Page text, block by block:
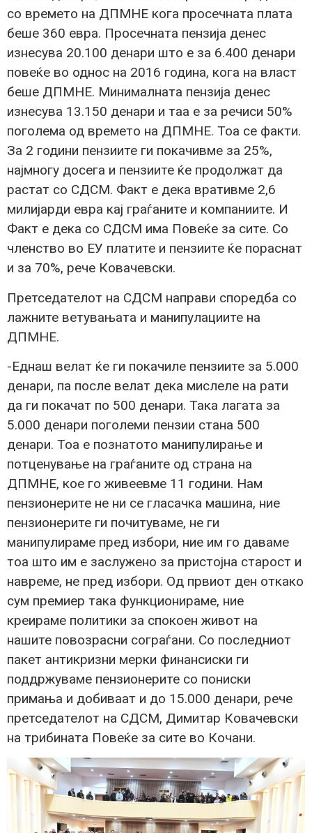
со времето на ДПМНЕ кога просечната плата
беше 360 евра. Просечната пензија денес
изнесува 20.100 денари што е за 6.400 денари
повеќе во однос на 2016 година, кога на власт
беше ДПМНЕ. Минималната пензија денес
изнесува 13.150 денари и таа е за речиси 50%
поголема од времето на ДПМНЕ. Тоа се факти.
За 2 години пензиите ги покачивме за 25%,
најмногу досега и пензиите ќе продолжат да
растат со СДСМ. Факт е дека вративме 2,6
милијарди евра кај граѓаните и компаниите. И
Факт е дека со СДСМ има Повеќе за сите. Со
членство во ЕУ платите и пензиите ќе пораснат
и за 70%, рече Ковачевски.
Претседателот на СДСМ направи споредба со
лажните ветувањата и манипулациите на
ДПМНЕ.
-Еднаш велат ќе ги покачиле пензиите за 5.000
денари, па после велат дека мислеле на рати
да ги покачат по 500 денари. Така лагата за
5.000 денари поголеми пензии стана 500
денари. Тоа е познатото манипулирање и
потценување на граѓаните од страна на
ДПМНЕ, кое го живеевме 11 години. Нам
пензионерите не ни се гласачка машина, ние
пензионерите ги почитуваме, не ги
манипулираме пред избори, ние им го даваме
тоа што им е заслужено за пристојна старост и
навреме, не пред избори. Од првиот ден откако
сум премиер така функционираме, ние
креираме политики за спокоен живот на
нашите повозрасни сограѓани. Со последниот
пакет антикризни мерки финансиски ги
поддржуваме пензионерите со пониски
примања и добиваат и до 15.000 денари, рече
претседателот на СДСМ, Димитар Ковачевски
на трибината Повеќе за сите во Кочани.